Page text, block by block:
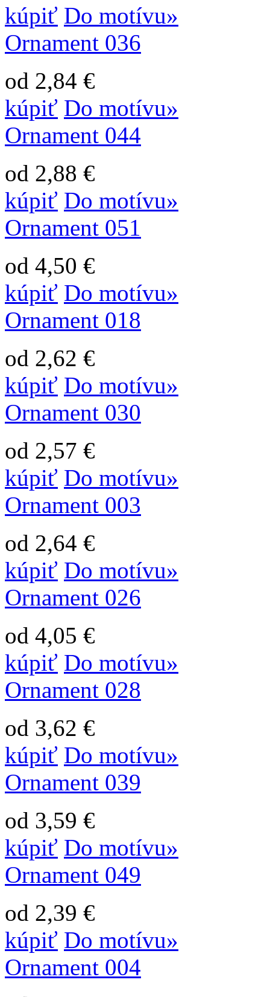
kúpiť Do motívu»
Ornament 036
od 2,84 €
kúpiť Do motívu»
Ornament 044
od 2,88 €
kúpiť Do motívu»
Ornament 051
od 4,50 €
kúpiť Do motívu»
Ornament 018
od 2,62 €
kúpiť Do motívu»
Ornament 030
od 2,57 €
kúpiť Do motívu»
Ornament 003
od 2,64 €
kúpiť Do motívu»
Ornament 026
od 4,05 €
kúpiť Do motívu»
Ornament 028
od 3,62 €
kúpiť Do motívu»
Ornament 039
od 3,59 €
kúpiť Do motívu»
Ornament 049
od 2,39 €
kúpiť Do motívu»
Ornament 004